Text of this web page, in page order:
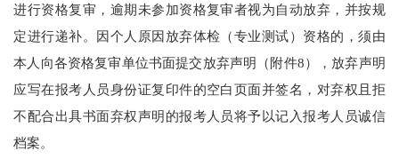
进行资格复审，逾期未参加资格复审者视为自动放弃，并按规
定进行递补。因个人原因放弃体检（专业测试）资格的，须由
本人向各资格复审单位书面提交放弃声明（附件8），放弃声明
应写在报考人员身份证复印件的空白页面并签名，对弃权且拒
不配合出具书面弃权声明的报考人员将予以记入报考人员诚信
档案。